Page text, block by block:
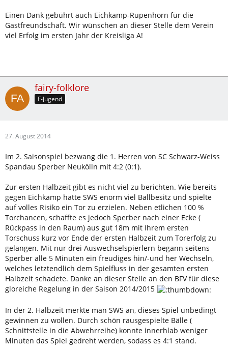
Einen Dank gebührt auch Eichkamp-Rupenhorn für die
Gastfreundschaft. Wir wünschen an dieser Stelle dem Verein
viel Erfolg im ersten Jahr der Kreisliga A!
fairy-folklore
F-Jugend
27. August 2014
Im 2. Saisonspiel bezwang die 1. Herren von SC Schwarz-Weiss
Spandau Sperber Neukölln mit 4:2 (0:1).
Zur ersten Halbzeit gibt es nicht viel zu berichten. Wie bereits
gegen Eichkamp hatte SWS enorm viel Ballbesitz und spielte
auf volles Risiko ein Tor zu erzielen. Neben etlichen 100 %
Torchancen, schaffte es jedoch Sperber nach einer Ecke (
Rückpass in den Raum) aus gut 18m mit Ihrem ersten
Torschuss kurz vor Ende der ersten Halbzeit zum Torerfolg zu
gelangen. Mit nur drei Auswechselspierlern begann seitens
Sperber alle 5 Minuten ein freudiges hin/-und her Wechseln,
welches letztendlich dem Spielfluss in der gesamten ersten
Halbzeit schadete. Danke an dieser Stelle an den BFV für diese
gloreiche Regelung in der Saison 2014/2015
In der 2. Halbzeit merkte man SWS an, dieses Spiel unbedingt
gewinnen zu wollen. Durch schön rausgespielte Bälle (
Schnittstelle in die Abwehrreihe) konnte innerhlab weniger
Minuten das Spiel gedreht werden, sodass es 4:1 stand.